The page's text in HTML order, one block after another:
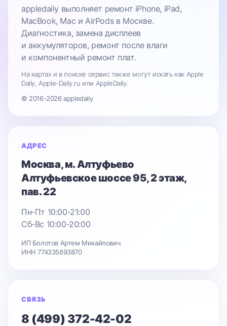
appledaily выполняет ремонт iPhone, iPad,
MacBook, Mac и AirPods в Москве.
Диагностика, замена дисплеев
и аккумуляторов, ремонт после влаги
и компонентный ремонт плат.
На картах и в поиске сервис также могут искать как Apple
Daily, Apple-Daily.ru или AppleDaily.
© 2016-2026 appledaily
АДРЕС
Москва, м. Алтуфьево
Алтуфьевское шоссе 95, 2 этаж,
пав. 22
Пн-Пт 10:00-21:00
Сб-Вс 10:00-20:00
ИП Болотов Артем Михайлович
ИНН 774335693870
СВЯЗЬ
8 (499) 372-42-02